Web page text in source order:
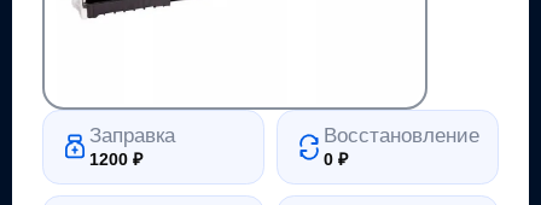
Заправка
1200₽
Восстановление
0₽